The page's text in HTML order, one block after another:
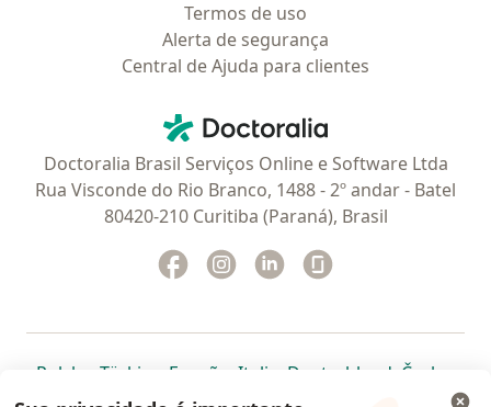
Termos de uso
Alerta de segurança
Central de Ajuda para clientes
Doctoralia - Homepage
Doctoralia Brasil Serviços Online e Software Ltda
Rua Visconde do Rio Branco, 1488 - 2º andar - Batel
80420-210 Curitiba (Paraná), Brasil
Facebook
abre num novo separador
Instagram
abre num novo separador
Linkedin
abre num novo
Polska abre num novo separador
Türkiye abre num novo separador
España abre num novo separador
Italia abre num novo
Deutschlandabre num
Česko
Portugal abre num novo separador
, México abre num novo separador
, abre num novo separador
Brasil abre num novoabre num
abre